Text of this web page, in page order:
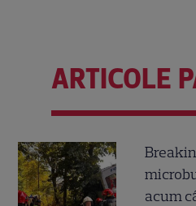
ARTICOLE
acum